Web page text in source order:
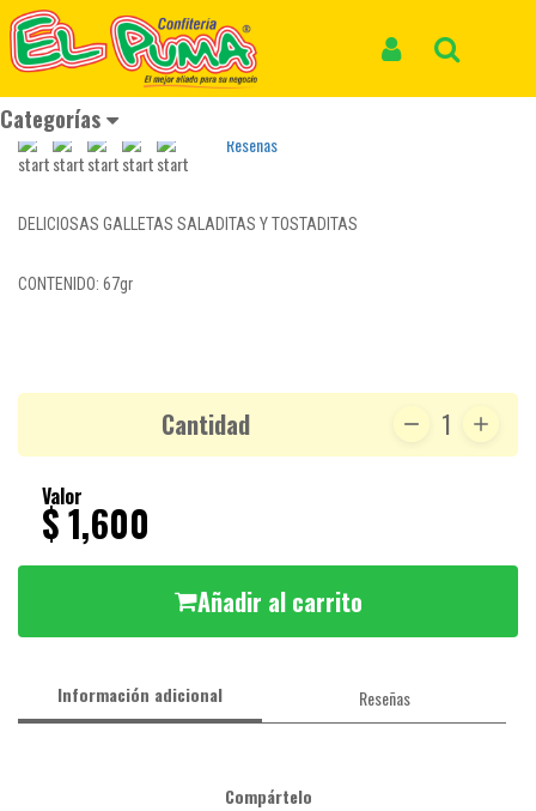
Categorías
Inicio Productos GALLETA RITZ TUBO *67gr
GALLETA RITZ TUBO *67gr
REF: GALLETA 269
Reseñas
DELICIOSAS GALLETAS SALADITAS Y TOSTADITAS
CONTENIDO: 67gr
Cantidad 1
Valor
$ 1,600
Añadir al carrito
Información adicional Reseñas
Compártelo